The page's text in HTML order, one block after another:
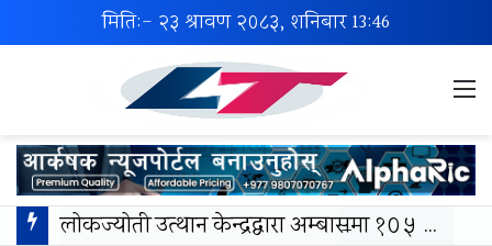
मिति:- २३ श्रावण २०८३, शनिबार13:46
लोकज्योती उत्थान केन्द्रद्वारा अम्बासमा १०५ विपन्न विद्यार्थीलाई शैक्षिक तथा खेलकुद सामग्री वितरण